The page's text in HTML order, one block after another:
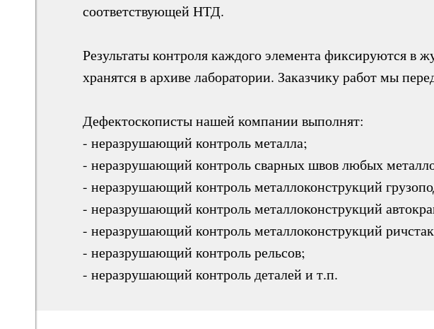
соответствующей НТД.
Результаты контроля каждого элемента фиксируются
хранятся в архиве лаборатории. Заказчику работ мы
Дефектоскописты нашей компании выполнят:
- неразрушающий контроль металла;
- неразрушающий контроль сварных швов любых
- неразрушающий контроль металлоконструкций
- неразрушающий контроль металлоконструкций
- неразрушающий контроль металлоконструкций
- неразрушающий контроль рельсов;
- неразрушающий контроль деталей и т.п.